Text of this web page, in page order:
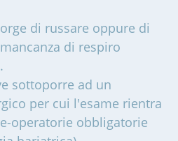
di russare oppure di
di respiro
sottoporre ad un
per cui l'esame rientra
operatorie obbligatorie